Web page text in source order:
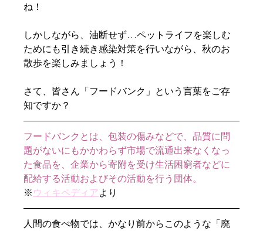
ね！
しかしながら、油断せず…ペットライフを楽しむ
ためにも引き続き感染対策を行いながら、秋のお
散歩を楽しみましょう！
さて、皆さん「フードバンク」という言葉をご存
知ですか？
フードバンクとは、包装の傷みなどで、品質に問
題がないにもかかわらず市場で流通出来なくなっ
た食品を、企業から寄附を受け生活困窮者などに
配給する活動およびその活動を行う団体。
※ ウィキペディアより
人間の食べ物では、かなり前からこのような「廃